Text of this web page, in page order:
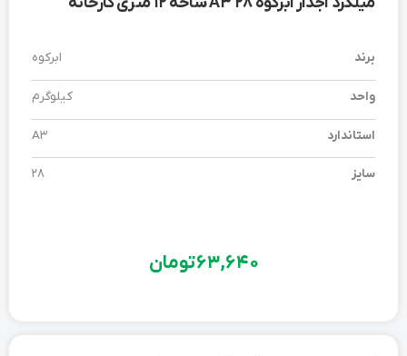
برند ابرکوه
واحد کیلوگرم
استاندارد A3
سایز 28
63,640تومان